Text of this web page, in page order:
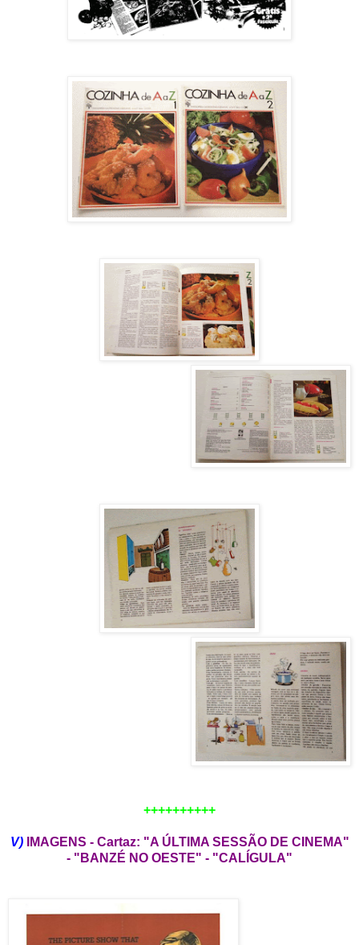
++++++++++
V)
IMAGENS - Cartaz: "A ÚLTIMA SESSÃO DE CINEMA"
- "BANZÉ NO OESTE" - "CALÍGULA"